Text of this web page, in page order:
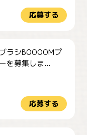
応募する
ラシBOOOOMプ
を募集しま...
応募する